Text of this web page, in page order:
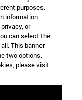
purposes.
information
or
can select the
This banner
two options.
please visit